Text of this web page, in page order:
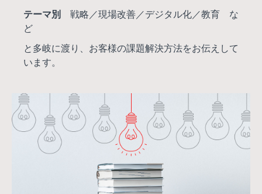
テーマ別 戦略／現場改善／デジタル化／教育 な
ど
と多岐に渡り、お客様の課題解決方法をお伝えして
います。